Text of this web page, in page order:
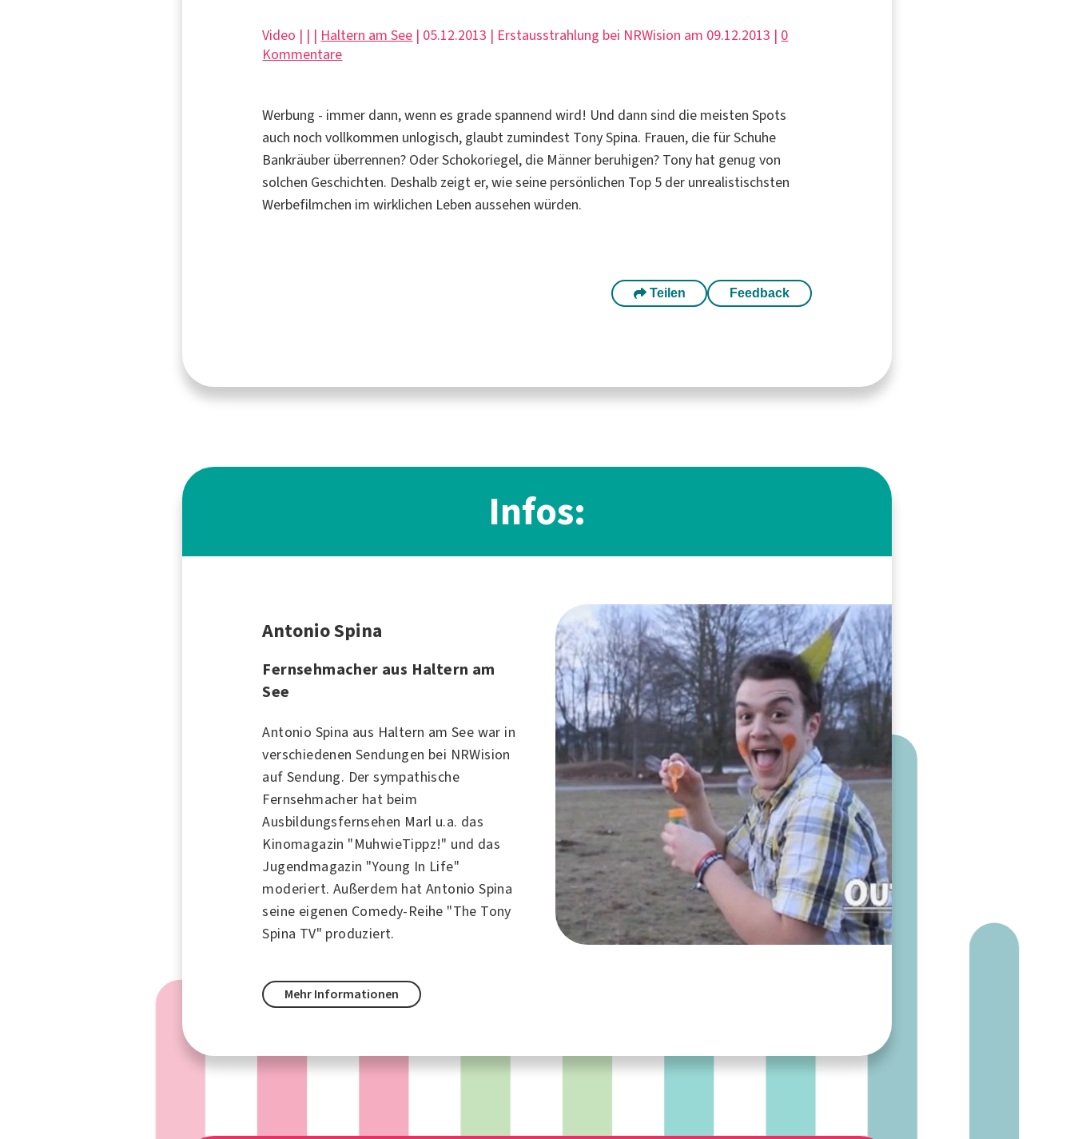
Video | | | Haltern am See | 05.12.2013 | Erstausstrahlung bei NRWision am 09.12.2013 | 0
Kommentare
Werbung - immer dann, wenn es grade spannend wird! Und dann sind die meisten Spots
auch noch vollkommen unlogisch, glaubt zumindest Tony Spina. Frauen, die für Schuhe
Bankräuber überrennen? Oder Schokoriegel, die Männer beruhigen? Tony hat genug von
solchen Geschichten. Deshalb zeigt er, wie seine persönlichen Top 5 der unrealistischsten
Werbefilmchen im wirklichen Leben aussehen würden.
Teilen Feedback
Infos:
Antonio Spina
Fernsehmacher aus Haltern am
See
Antonio Spina aus Haltern am See war in
verschiedenen Sendungen bei NRWision
auf Sendung. Der sympathische
Fernsehmacher hat beim
Ausbildungsfernsehen Marl u.a. das
Kinomagazin "MuhwieTippz!" und das
Jugendmagazin "Young In Life"
moderiert. Außerdem hat Antonio Spina
seine eigenen Comedy-Reihe "The Tony
Spina TV" produziert.
Mehr Informationen